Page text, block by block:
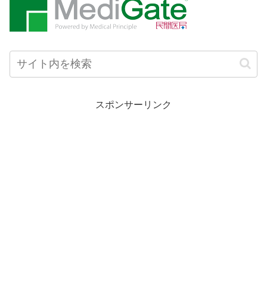
スポンサーリンク